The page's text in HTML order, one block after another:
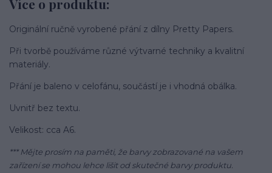
Více o produktu:
Originální ručně vyrobené přání z dílny Pretty Papers.
Při tvorbě používáme různé výtvarné techniky a kvalitní
materiály.
Přání je baleno v celofánu, součástí je i vhodná obálka.
Uvnitř bez textu.
Velikost: cca A6.
*** Mějte prosím na paměti, že barvy zobrazované na vašem
zařízení se mohou lehce lišit od skutečné barvy produktu.